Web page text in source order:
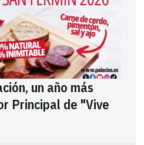
un año más
Principal de "Vive